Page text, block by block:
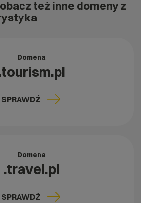
też inne domeny z
Domena
SPRAWDŹ
Domena
.travel.pl
SPRAWDŹ